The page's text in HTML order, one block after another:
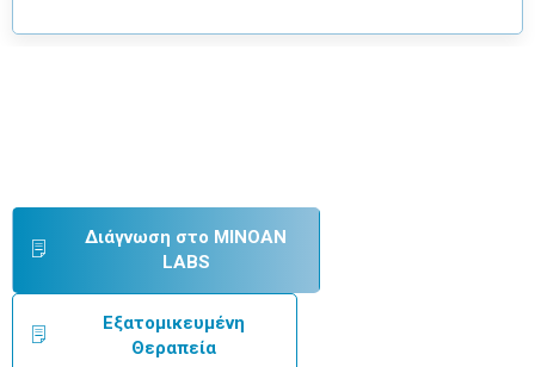
Διάγνωση στο MINOAN
LABS
Εξατομικευμένη
Θεραπεία